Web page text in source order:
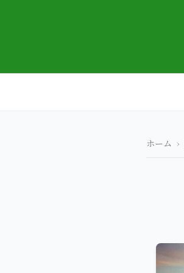
ホーム ›